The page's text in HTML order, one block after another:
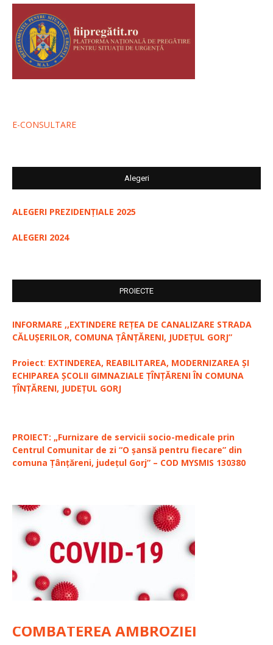
E-CONSULTARE
Alegeri
ALEGERI PREZIDENȚIALE 2025
ALEGERI 2024
PROIECTE
INFORMARE ,,EXTINDERE REȚEA DE CANALIZARE STRADA
CĂLUȘERILOR, COMUNA ȚÂNȚĂRENI, JUDEȚUL GORJ”
Proiect: EXTINDEREA, REABILITAREA, MODERNIZAREA ȘI
ECHIPAREA ȘCOLII GIMNAZIALE ȚÎNȚĂRENI ÎN COMUNA
ȚÎNȚĂRENI, JUDEȚUL GORJ
PROIECT: „Furnizare de servicii socio-medicale prin
Centrul Comunitar de zi “O șansă pentru fiecare” din
comuna Țânțăreni, județul Gorj” – COD MYSMIS 130380
COMBATEREA AMBROZIEI